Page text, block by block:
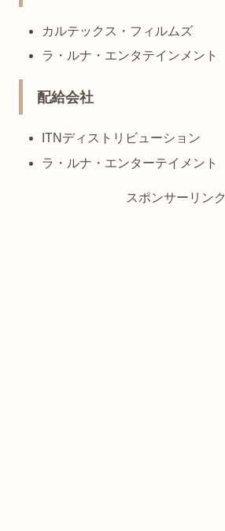
カルテックス・フィルムズ
ラ・ルナ・エンタテインメント
配給会社
ITNディストリビューション
ラ・ルナ・エンターテイメント
スポンサーリンク